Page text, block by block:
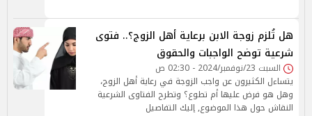
هل تُلزم زوجة الابن برعاية أهل الزوج؟.. فتوى
شرعية توضح الواجبات والحقوق
السبت 23/نوفمبر/2024 - 02:30 ص
يتساءل الكثيرون عن واجب الزوجة في رعاية أهل الزوج،
وهل هو فرض عليها أم تطوع؟ وتطرح الفتاوى الشرعية
النقاش حول هذا الموضوع, إليك التفاصيل